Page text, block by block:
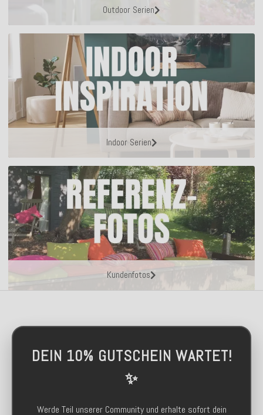
Outdoor Serien
Indoor Serien
Kundenfotos
DEIN 10% GUTSCHEIN WARTET!
✨
Werde Teil unserer Community und erhalte sofort dein